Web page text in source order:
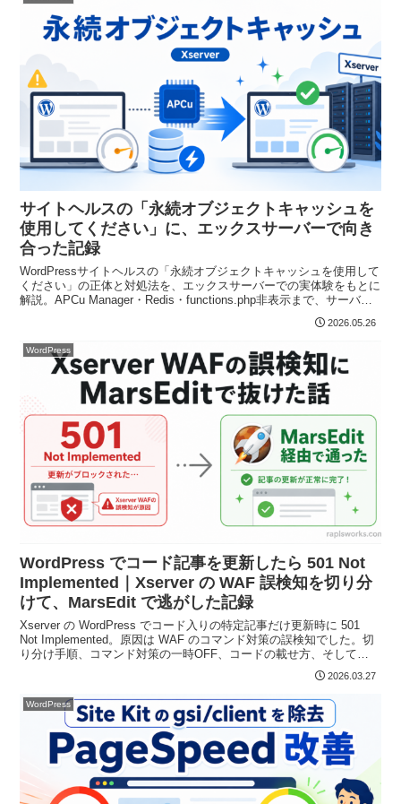
サイトヘルスの「永続オブジェクトキャッシュを
使用してください」に、エックスサーバーで向き
合った記録
WordPressサイトヘルスの「永続オブジェクトキャッシュを使用して
ください」の正体と対処法を、エックスサーバーでの実体験をもとに
解説。APCu Manager・Redis・functions.php非表示まで、サーバー
2026.05.26
WordPress
WordPress でコード記事を更新したら 501 Not
Implemented｜Xserver の WAF 誤検知を切り分
けて、MarsEdit で逃がした記録
Xserver の WordPress でコード入りの特定記事だけ更新時に 501
Not Implemented。原因は WAF のコマンド対策の誤検知でした。切
り分け手順、コマンド対策の一時OFF、コードの載せ方、そして
MarsEdit（XML-RPC）で逃がす方法までまとめた実体験です。
2026.03.27
WordPress